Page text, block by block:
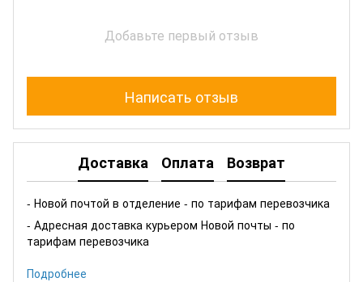
Добавьте первый отзыв
Написать отзыв
Доставка Оплата Возврат
- Новой почтой в отделение - по тарифам перевозчика
- Адресная доставка курьером Новой почты - по
тарифам перевозчика
Подробнее